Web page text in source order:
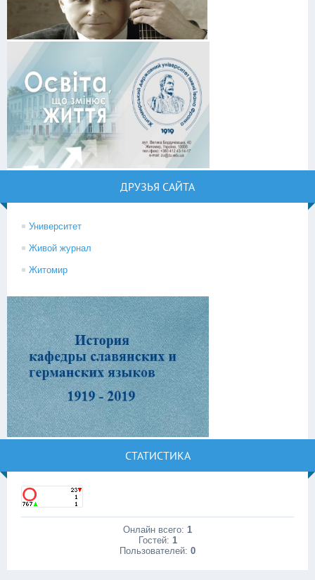
ДРУЗЬЯ САЙТА
Университет
Живой журнал
Житомир
СТАТИСТИКА
Онлайн всего: 1
Гостей: 1
Пользователей: 0